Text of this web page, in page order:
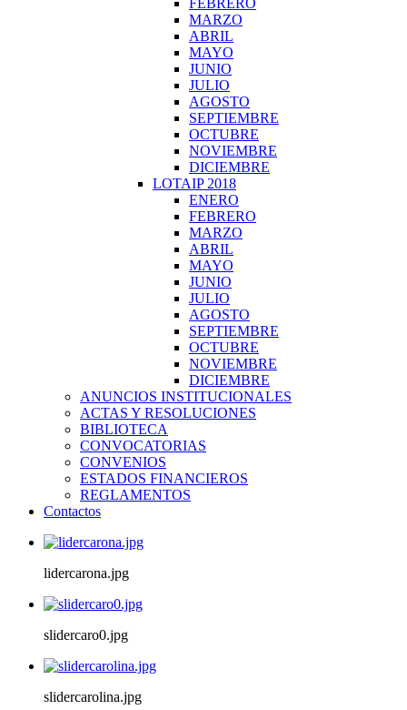
FEBRERO
MARZO
ABRIL
MAYO
JUNIO
JULIO
AGOSTO
SEPTIEMBRE
OCTUBRE
NOVIEMBRE
DICIEMBRE
LOTAIP 2018
ENERO
FEBRERO
MARZO
ABRIL
MAYO
JUNIO
JULIO
AGOSTO
SEPTIEMBRE
OCTUBRE
NOVIEMBRE
DICIEMBRE
ANUNCIOS INSTITUCIONALES
ACTAS Y RESOLUCIONES
BIBLIOTECA
CONVOCATORIAS
CONVENIOS
ESTADOS FINANCIEROS
REGLAMENTOS
Contactos
lidercarona.jpg
slidercaro0.jpg
slidercarolina.jpg